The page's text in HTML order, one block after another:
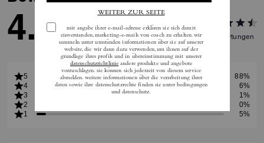
4.7 82 Bewertungen
5
88%
4
6%
3
1%
2
0%
1
5%